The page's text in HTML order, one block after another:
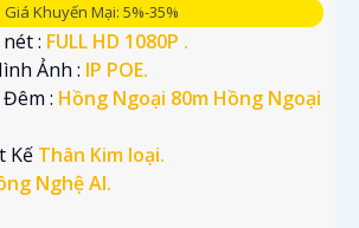
Giá Khuyến Mại: 5%-35%
: FULL HD 1080P .
Ảnh : IP POE.
: Hồng Ngoại 80m Hồng Ngoại
Kế Thân Kim loại.
Nghệ AI.